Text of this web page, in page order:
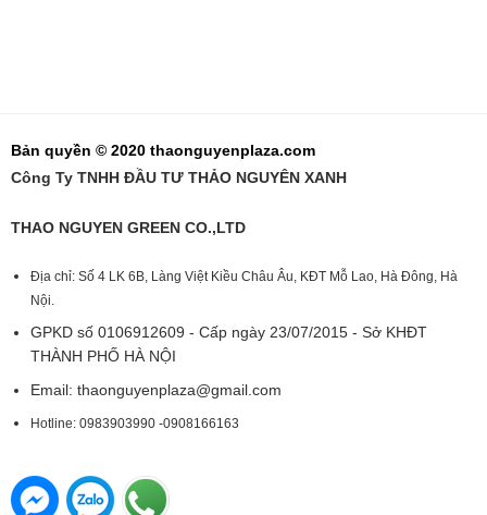
Bản quyền © 2020 thaonguyenplaza.com
Công Ty TNHH ĐẦU TƯ THẢO NGUYÊN XANH
THAO NGUYEN GREEN CO.,LTD
Địa chỉ: Số 4 LK 6B, Làng Việt Kiều Châu Âu, KĐT Mỗ Lao, Hà Đông, Hà
Nội.
GPKD số 0106912609 - Cấp ngày 23/07/2015 - Sở KHĐT
THÀNH PHỐ HÀ NỘI
Email: thaonguyenplaza@gmail.com
Hotline: 0983903990 -0908166163